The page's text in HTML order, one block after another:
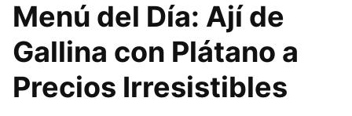
Menú del Día: Ají de
Gallina con Plátano a
Precios Irresistibles